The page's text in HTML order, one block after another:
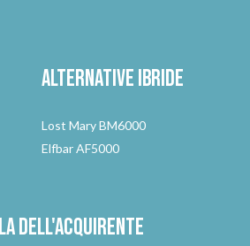
Alternativeibride
Lost Mary BM6000
Elfbar AF5000
dell'acquirente